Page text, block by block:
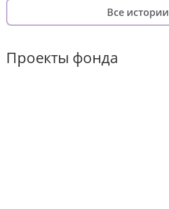
Все истории
Проекты фонда